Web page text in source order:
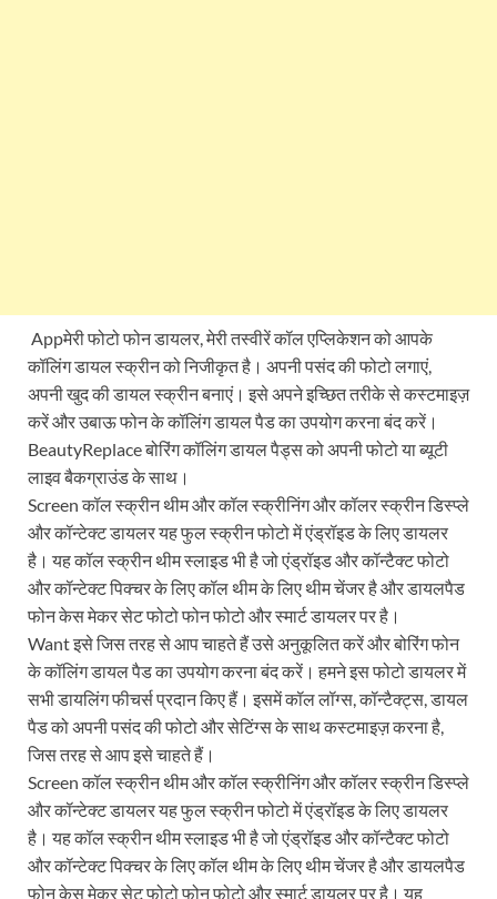
Appमेरी फोटो फोन डायलर, मेरी तस्वीरें कॉल एप्लिकेशन को आपके
कॉलिंग डायल स्क्रीन को निजीकृत है। अपनी पसंद की फोटो लगाएं,
अपनी खुद की डायल स्क्रीन बनाएं। इसे अपने इच्छित तरीके से कस्टमाइज़
करें और उबाऊ फोन के कॉलिंग डायल पैड का उपयोग करना बंद करें।
BeautyReplace बोरिंग कॉलिंग डायल पैड्स को अपनी फोटो या ब्यूटी
लाइव बैकग्राउंड के साथ।
Screen कॉल स्क्रीन थीम और कॉल स्क्रीनिंग और कॉलर स्क्रीन डिस्प्ले
और कॉन्टेक्ट डायलर यह फुल स्क्रीन फोटो में एंड्रॉइड के लिए डायलर
है। यह कॉल स्क्रीन थीम स्लाइड भी है जो एंड्रॉइड और कॉन्टैक्ट फोटो
और कॉन्टेक्ट पिक्चर के लिए कॉल थीम के लिए थीम चेंजर है और डायलपैड
फोन केस मेकर सेट फोटो फोन फोटो और स्मार्ट डायलर पर है।
Want इसे जिस तरह से आप चाहते हैं उसे अनुकूलित करें और बोरिंग फोन
के कॉलिंग डायल पैड का उपयोग करना बंद करें। हमने इस फोटो डायलर में
सभी डायलिंग फीचर्स प्रदान किए हैं। इसमें कॉल लॉग्स, कॉन्टैक्ट्स, डायल
पैड को अपनी पसंद की फोटो और सेटिंग्स के साथ कस्टमाइज़ करना है,
जिस तरह से आप इसे चाहते हैं।
Screen कॉल स्क्रीन थीम और कॉल स्क्रीनिंग और कॉलर स्क्रीन डिस्प्ले
और कॉन्टेक्ट डायलर यह फुल स्क्रीन फोटो में एंड्रॉइड के लिए डायलर
है। यह कॉल स्क्रीन थीम स्लाइड भी है जो एंड्रॉइड और कॉन्टैक्ट फोटो
और कॉन्टेक्ट पिक्चर के लिए कॉल थीम के लिए थीम चेंजर है और डायलपैड
फोन केस मेकर सेट फोटो फोन फोटो और स्मार्ट डायलर पर है। यह